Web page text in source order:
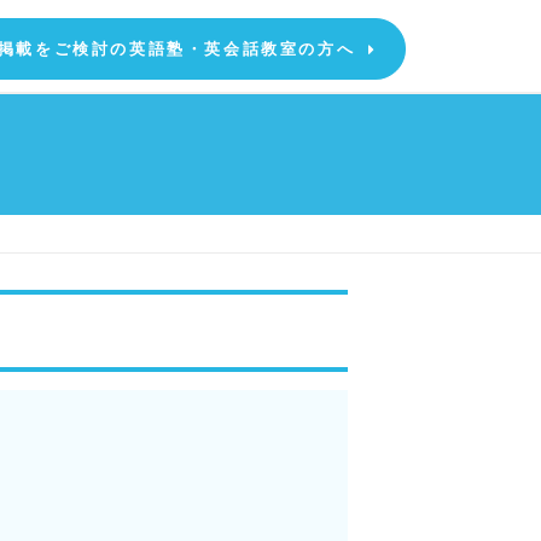
載をご検討の英語塾・英会話教室の方へ